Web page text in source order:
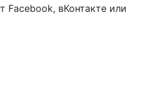
Facebook, вКонтакте или